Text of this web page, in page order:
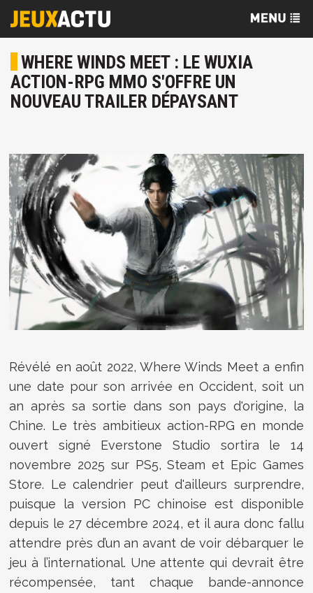
WHERE WINDS MEET : LE WUXIA
ACTION-RPG MMO S'OFFRE UN
NOUVEAU TRAILER DÉPAYSANT
Révélé en août 2022, Where Winds Meet a enfin
une date pour son arrivée en Occident, soit un
an après sa sortie dans son pays d'origine, la
Chine. Le très ambitieux action-RPG en monde
ouvert signé Everstone Studio sortira le 14
novembre 2025 sur PS5, Steam et Epic Games
Store. Le calendrier peut d'ailleurs surprendre,
puisque la version PC chinoise est disponible
depuis le 27 décembre 2024, et il aura donc fallu
attendre près d’un an avant de voir débarquer le
jeu à l’international. Une attente qui devrait être
récompensée, tant chaque bande-annonce